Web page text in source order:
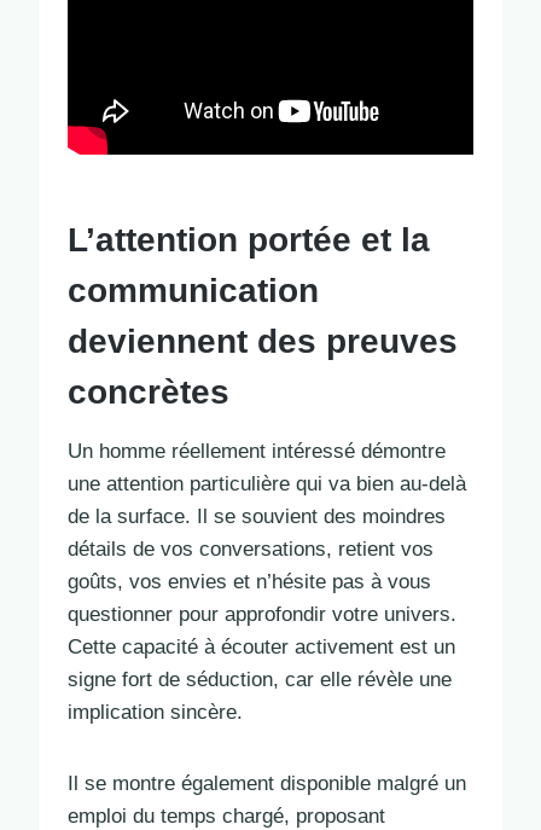
L’attention portée et la
communication
deviennent des preuves
concrètes
Un homme réellement intéressé démontre
une attention particulière qui va bien au-delà
de la surface. Il se souvient des moindres
détails de vos conversations, retient vos
goûts, vos envies et n’hésite pas à vous
questionner pour approfondir votre univers.
Cette capacité à écouter activement est un
signe fort de séduction, car elle révèle une
implication sincère.
Il se montre également disponible malgré un
emploi du temps chargé, proposant